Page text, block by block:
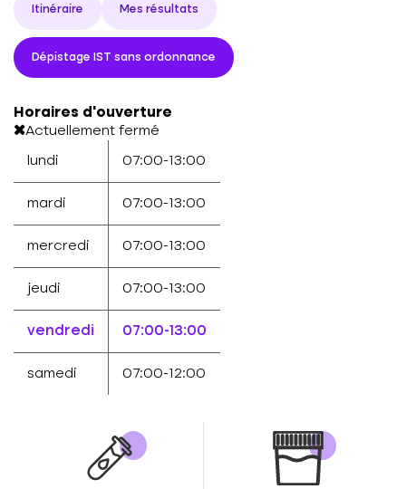
Itinéraire Mes résultats
Dépistage IST sans ordonnance
Horaires d'ouverture
Actuellement fermé
lundi 07:00-13:00
mardi 07:00-13:00
mercredi 07:00-13:00
jeudi 07:00-13:00
vendredi 07:00-13:00
samedi 07:00-12:00